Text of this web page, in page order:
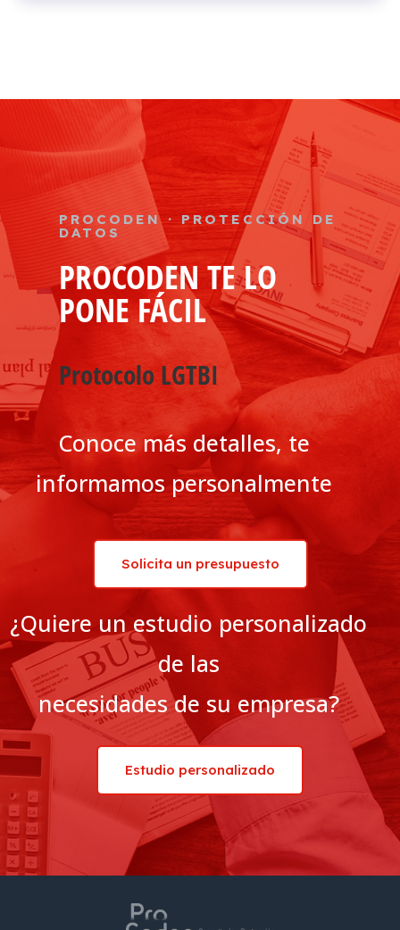
PROCODEN · PROTECCIÓN DE
DATOS
PROCODEN TE LO
PONE FÁCIL
Protocolo LGTBI
Conoce más detalles, te
informamos personalmente
Solicita un presupuesto
¿Quiere un estudio personalizado
de las
necesidades de su empresa?
Estudio personalizado